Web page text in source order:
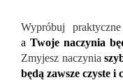
Wypróbuj praktyczne
a Twoje naczynia
Zmyjesz naczynia
będą zawsze czyste i